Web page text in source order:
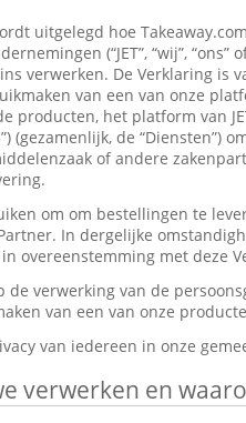
uitgelegd hoe
(“JET”, “wij”, “ons”
verwerken. De Verklaring is
van een van onze
producten, het platform van
(gezamenlijk, de “Diensten”)
of andere
om om bestellingen te
In dergelijke
overeenstemming met deze
de verwerking van de
van een van onze
van iedereen in onze
verwerken en